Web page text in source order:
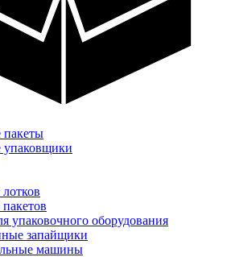
упаковочного оборудования
запайщики
машины